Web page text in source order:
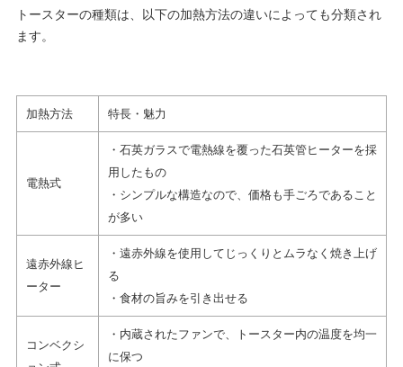
トースターの種類は、以下の加熱方法の違いによっても分類され
ます。
加熱方法 特長・魅力
電熱式
・石英ガラスで電熱線を覆った石英管ヒーターを採
用したもの
・シンプルな構造なので、価格も手ごろであること
が多い
遠赤外線ヒ
ーター
・遠赤外線を使用してじっくりとムラなく焼き上げ
る
・食材の旨みを引き出せる
コンベクシ
・内蔵されたファンで、トースター内の温度を均一
に保つ